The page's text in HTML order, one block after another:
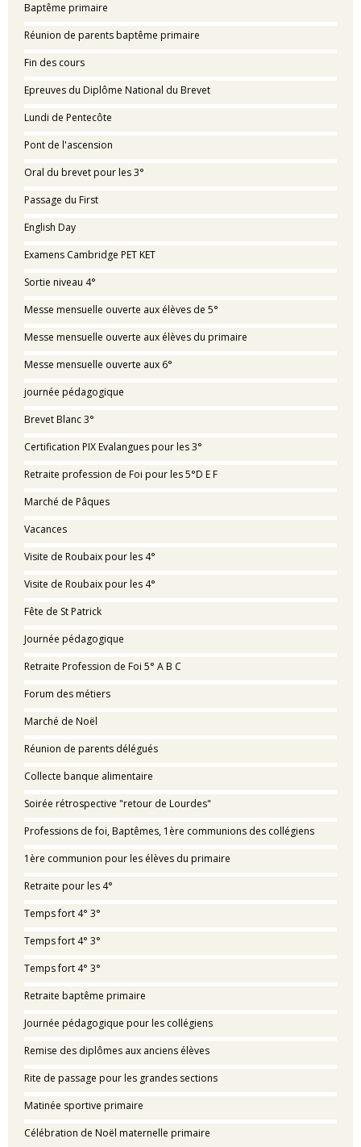
Baptême primaire
Réunion de parents baptême primaire
Fin des cours
Epreuves du Diplôme National du Brevet
Lundi de Pentecôte
Pont de l'ascension
Oral du brevet pour les 3°
Passage du First
English Day
Examens Cambridge PET KET
Sortie niveau 4°
Messe mensuelle ouverte aux élèves de 5°
Messe mensuelle ouverte aux élèves du primaire
Messe mensuelle ouverte aux 6°
journée pédagogique
Brevet Blanc 3°
Certification PIX Evalangues pour les 3°
Retraite profession de Foi pour les 5°D E F
Marché de Pâques
Vacances
Visite de Roubaix pour les 4°
Visite de Roubaix pour les 4°
Fête de St Patrick
Journée pédagogique
Retraite Profession de Foi 5° A B C
Forum des métiers
Marché de Noël
Réunion de parents délégués
Collecte banque alimentaire
Soirée rétrospective "retour de Lourdes"
Professions de foi, Baptêmes, 1ère communions des collégiens
1ère communion pour les élèves du primaire
Retraite pour les 4°
Temps fort 4° 3°
Temps fort 4° 3°
Temps fort 4° 3°
Retraite baptême primaire
Journée pédagogique pour les collégiens
Remise des diplômes aux anciens élèves
Rite de passage pour les grandes sections
Matinée sportive primaire
Célébration de Noël maternelle primaire